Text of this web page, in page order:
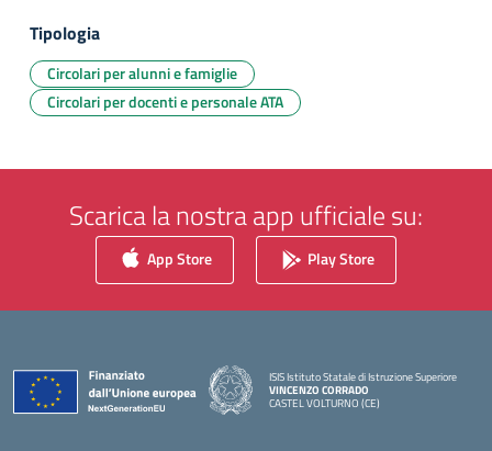
Tipologia
Circolari per alunni e famiglie
Circolari per docenti e personale ATA
Scarica la nostra app ufficiale su:
App Store Play Store
ISIS Istituto Statale di Istruzione Superiore
VINCENZO CORRADO
CASTEL VOLTURNO (CE)